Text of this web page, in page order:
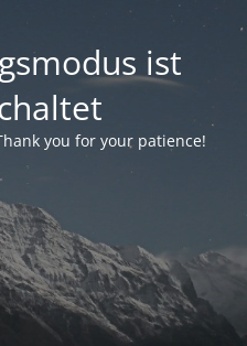
ist
you for your patience!